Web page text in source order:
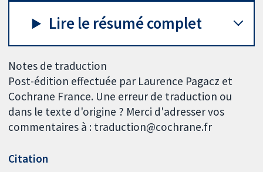
Lire le résumé complet
Notes de traduction
Post-édition effectuée par Laurence Pagacz et
Cochrane France. Une erreur de traduction ou
dans le texte d'origine ? Merci d'adresser vos
commentaires à : traduction@cochrane.fr
Citation